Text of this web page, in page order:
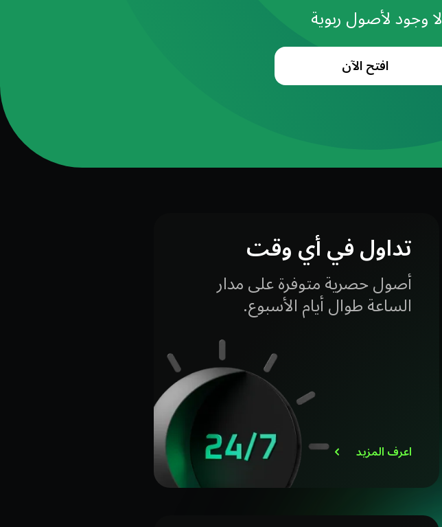
لا وجود لأصول ربوية
افتح الآن
تداول في أي وقت
أصول حصرية متوفرة على مدار
الساعة طوال أيام الأسبوع.
اعرف المزيد